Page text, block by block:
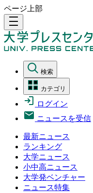
ページ上部
density_medium
検索
カテゴリ
ログイン
ニュースを受信
最新ニュース
ランキング
大学ニュース
小中高ニュース
大学発ベンチャー
ニュース特集